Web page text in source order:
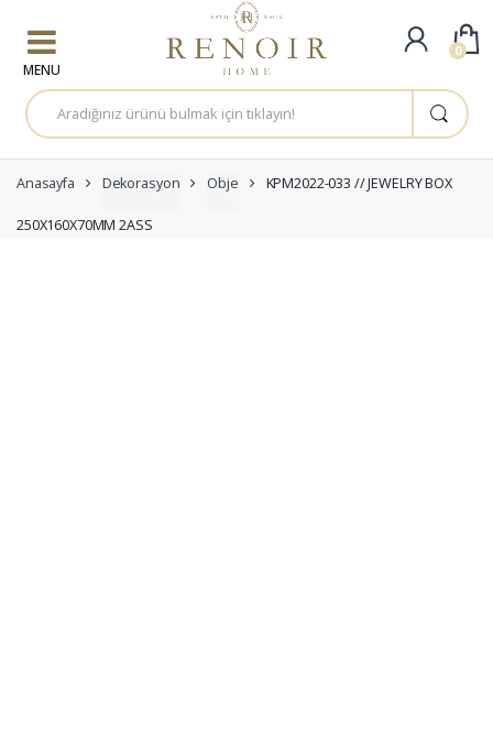
A
r
a
a
:
Anasayfa Dekorasyon Obje KPM2022-033 // JEWELRY BOX
250X160X70MM 2ASS
0